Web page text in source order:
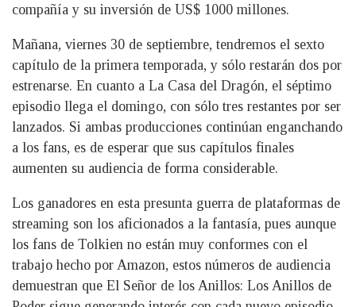
compañía y su inversión de US$ 1000 millones.
Mañana, viernes 30 de septiembre, tendremos el sexto
capítulo de la primera temporada, y sólo restarán dos por
estrenarse. En cuanto a La Casa del Dragón, el séptimo
episodio llega el domingo, con sólo tres restantes por ser
lanzados. Si ambas producciones continúan enganchando
a los fans, es de esperar que sus capítulos finales
aumenten su audiencia de forma considerable.
Los ganadores en esta presunta guerra de plataformas de
streaming son los aficionados a la fantasía, pues aunque
los fans de Tolkien no están muy conformes con el
trabajo hecho por Amazon, estos números de audiencia
demuestran que El Señor de los Anillos: Los Anillos de